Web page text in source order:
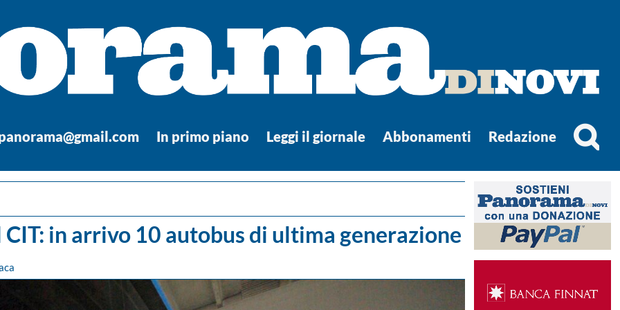
In primo piano Leggi il giornale Abbonamenti Redazione
in arrivo 10 autobus di ultima generazione